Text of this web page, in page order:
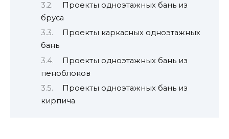
Проекты одноэтажных бань из
бруса
Проекты каркасных одноэтажных
бань
Проекты одноэтажных бань из
пеноблоков
Проекты одноэтажных бань из
кирпича